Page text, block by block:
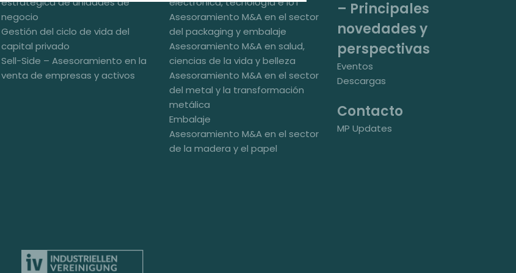
negocio
Gestión del ciclo de vida del
capital privado
Sell-Side – Asesoramiento en la
venta de empresas y activos
Asesoramiento M&A en el sector
del packaging y embalaje
Asesoramiento M&A en salud,
ciencias de la vida y belleza
Asesoramiento M&A en el sector
del metal y la transformación
metálica
Embalaje
Asesoramiento M&A en el sector
de la madera y el papel
– Principales
novedades y
perspectivas
Eventos
Descargas
Contacto
MP Updates